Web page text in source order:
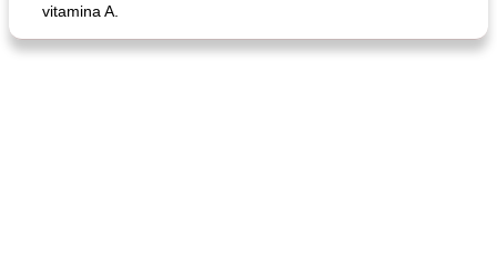
vitamina A.